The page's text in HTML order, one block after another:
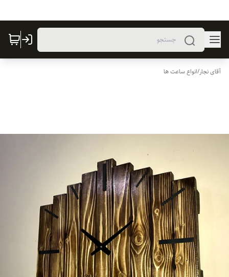
آقای نجار/انواع ساعت ها